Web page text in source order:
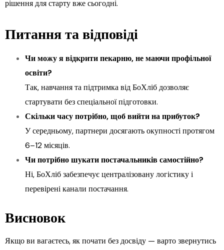
рішення для старту вже сьогодні.
Питання та відповіді
Чи можу я відкрити пекарню, не маючи профільної
освіти?
Так, навчання та підтримка від БоХліб дозволяє
стартувати без спеціальної підготовки.
Скільки часу потрібно, щоб вийти на прибуток?
У середньому, партнери досягають окупності протягом
6–12 місяців.
Чи потрібно шукати постачальників самостійно?
Ні, БоХліб забезпечує централізовану логістику і
перевірені канали постачання.
Висновок
Якщо ви вагаєтесь, як почати без досвіду — варто звернутись